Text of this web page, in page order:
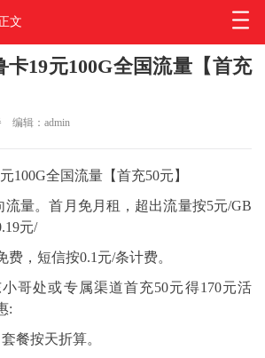
文
卡19元100G全国流量【首充
编辑：admin
100G全国流量【首充50元】
流量。首月免月租，超出流量按5元/GB
元/
，短信按0.1元/条计费。
哥处或专属渠道首充50元得170元活
:
餐按天折算。